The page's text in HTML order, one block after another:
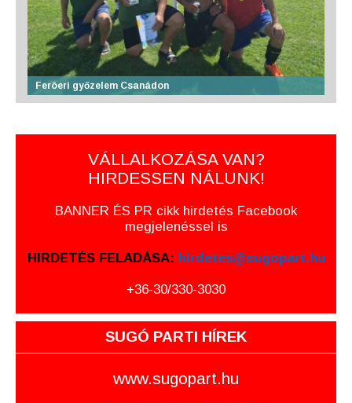
Feröeri győzelem Csanádon
VÁLLALKOZÁSA VAN?
HIRDESSEN NÁLUNK!
BANNER ÉS PR cikk hirdetés Facebook
megjelenéssel is
HIRDETÉS FELADÁSA: hirdetes@sugopart.hu
+36-30/330-3030
SUGÓ PARTI HÍREK
www.sugopart.hu